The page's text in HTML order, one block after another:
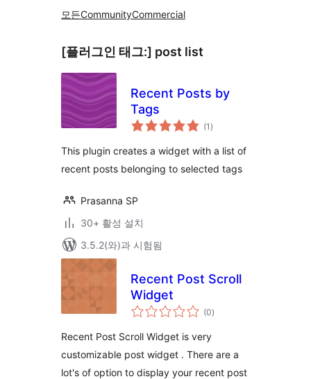
모든CommunityCommercial
[플러그인 태그:] post list
Recent Posts by
Tags
(1 전
체
점
)
This plugin creates a widget with a list of
recent posts belonging to selected tags
Prasanna SP
30+ 활성 설치
3.5.2(와)과 시험됨
Recent Post Scroll
Widget
(0전
체
점
)
Recent Post Scroll Widget is very
customizable post widget . There are a
lot's of option to display your recent post